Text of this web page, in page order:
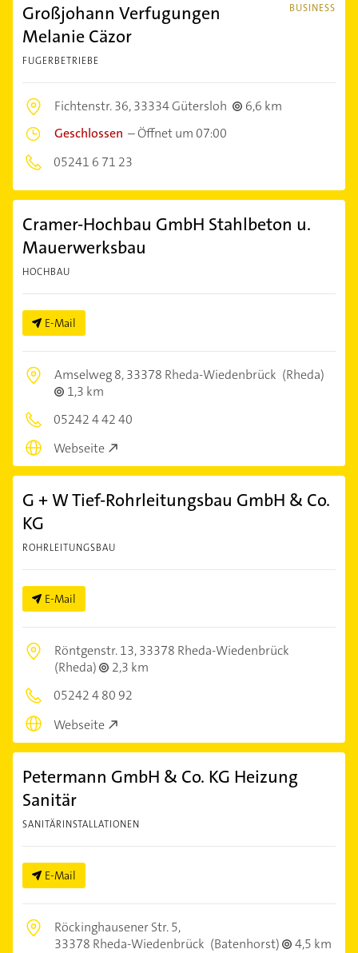
BUSINESS
Großjohann Verfugungen
Melanie Cäzor
FUGERBETRIEBE
Fichtenstr. 36,33334 Gütersloh
6,6 km
Geschlossen –Öffnet um 07:00
05241 6 71 23
Cramer-Hochbau GmbH Stahlbeton u.
Mauerwerksbau
HOCHBAU
E-Mail
Amselweg 8,33378 Rheda-Wiedenbrück (Rheda)
1,3 km
05242 4 42 40
Webseite
G + W Tief-Rohrleitungsbau GmbH & Co.
KG
ROHRLEITUNGSBAU
E-Mail
Röntgenstr. 13,33378 Rheda-Wiedenbrück
(Rheda)
2,3 km
05242 4 80 92
Webseite
Petermann GmbH & Co. KG Heizung
Sanitär
SANITÄRINSTALLATIONEN
E-Mail
Röckinghausener Str. 5,
33378 Rheda-Wiedenbrück (Batenhorst)
4,5 km